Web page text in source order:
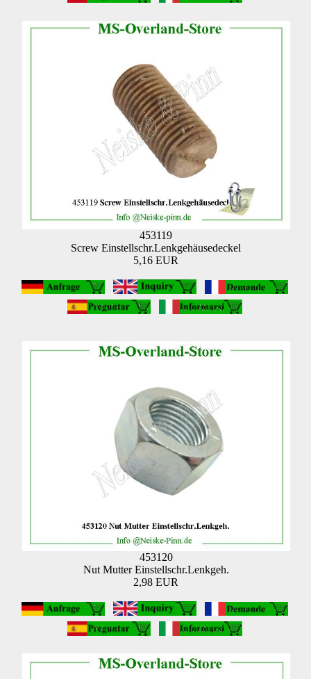
453119
Screw Einstellschr.Lenkgehäusedeckel
5,16 EUR
453120
Nut Mutter Einstellschr.Lenkgeh.
2,98 EUR